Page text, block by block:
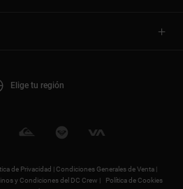
Elige tu región
de Privacidad |Condiciones Generales de Venta |
y Condiciones del DC Crew |
Política de Cookies